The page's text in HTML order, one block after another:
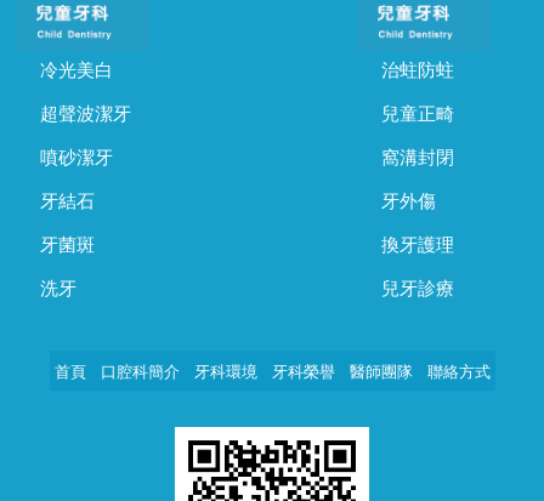
冷光美白
超聲波潔牙
噴砂潔牙
牙結石
牙菌斑
洗牙
治蛀防蛀
兒童正畸
窩溝封閉
牙外傷
換牙護理
兒牙診療
首頁 口腔科簡介 牙科環境 牙科榮譽 醫師團隊 聯絡方式